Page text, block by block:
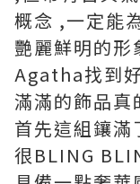
概念 ,一定能
艷麗鮮明的形
Agatha找到
滿滿的飾品真
首先這組鑲
很BLING